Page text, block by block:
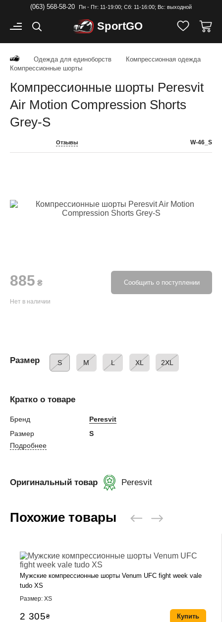
(063) 568-58-20 Пн - Пт: 11-19:00; Cб: 11-16:00; Вс: выходной
SportGO
Одежда для единоборств
Компрессионная одежда
Компрессионные шорты
Компрессионные шорты Peresvit
Air Motion Compression Shorts
Grey-S
Отзывы W-46_S
885 ₴
Нет в наличии
Сообщить о поступлении
Размер S M L XL 2XL
Кратко о товаре
Бренд
Peresvit
Размер
S
Подробнее
Оригинальный товар Peresvit
Похожие товары
Мужские компрессионные шорты Venum UFC fight week vale
tudo XS
Размер: XS
2 305₴ Купить